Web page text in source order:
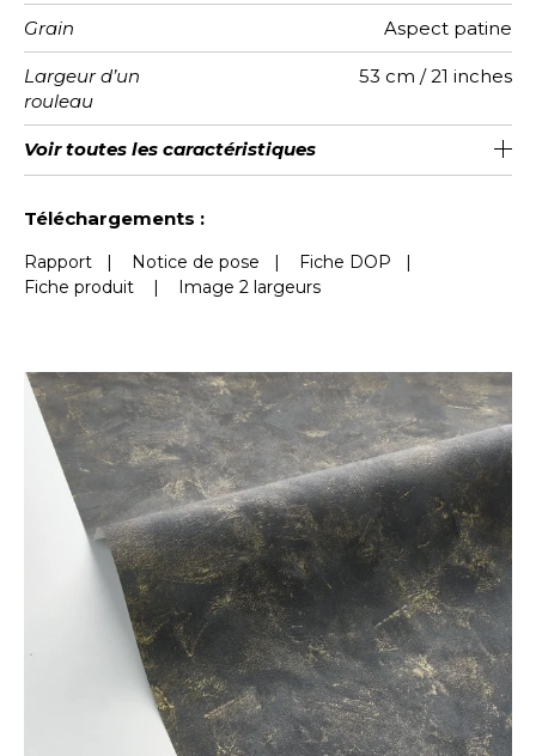
Grain Aspect patine
Largeur d’un
rouleau
53 cm / 21 inches
Longueur
Vendu au rouleau de 10.05m / 11
yards
Raccord Raccord sauté 1/2
Rapport
Vertical
27cm / 11 pouces
Poids g/m² 220
Entretien Lessivable à la brosse
Pose colle Encollage du mur
Dépose Arrachage à sec
Norme COV A+
Norme
euroclass
B s1 d0
Voir toutes les caractéristiques
Téléchargements :
Rapport | Notice de pose | Fiche DOP |
Fiche produit
| Image 2 largeurs